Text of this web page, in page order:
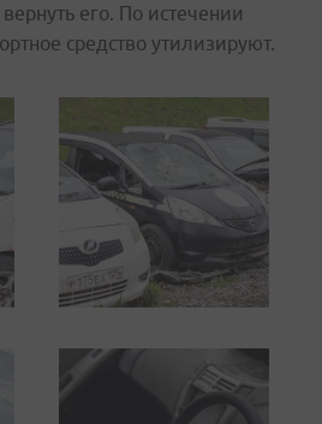
его. По истечении
средство утилизируют.